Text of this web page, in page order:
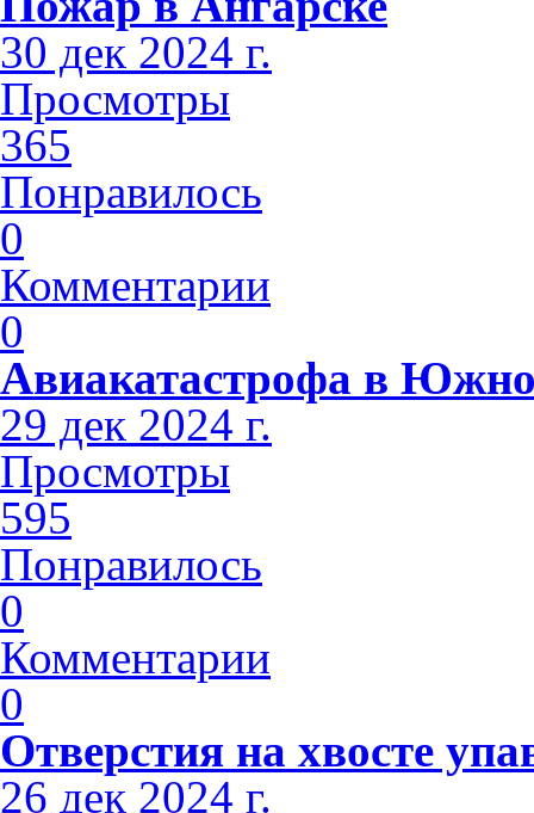
30 дек 2024 г.
Просмотры
365
Понравилось
0
Комментарии
0
Авиакатастрофа в
29 дек 2024 г.
Просмотры
595
Понравилось
0
Комментарии
0
Отверстия на хвосте
26 дек 2024 г.